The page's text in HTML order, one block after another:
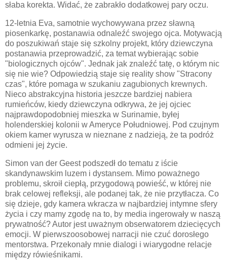
słaba korekta. Widać, że zabrakło dodatkowej pary oczu.
12-letnia Eva, samotnie wychowywana przez sławną
piosenkarkę, postanawia odnaleźć swojego ojca. Motywacją
do poszukiwań staje się szkolny projekt, który dziewczyna
postanawia przeprowadzić, za temat wybierając sobie
"biologicznych ojców". Jednak jak znaleźć tatę, o którym nic
się nie wie? Odpowiedzią staje się reality show "Stracony
czas", które pomaga w szukaniu zagubionych krewnych.
Nieco abstrakcyjna historia jeszcze bardziej nabiera
rumieńców, kiedy dziewczyna odkrywa, że jej ojciec
najprawdopodobniej mieszka w Surinamie, byłej
holenderskiej kolonii w Ameryce Południowej. Pod czujnym
okiem kamer wyrusza w nieznane z nadzieją, że ta podróż
odmieni jej życie.
Simon van der Geest podszedł do tematu z iście
skandynawskim luzem i dystansem. Mimo poważnego
problemu, skroił ciepłą, przygodową powieść, w której nie
brak celowej refleksji, ale podanej tak, że nie przytłacza. Co
się dzieje, gdy kamera wkracza w najbardziej intymne sfery
życia i czy mamy zgodę na to, by media ingerowały w naszą
prywatność? Autor jest uważnym obserwatorem dziecięcych
emocji. W pierwszoosobowej narracji nie czuć dorosłego
mentorstwa. Przekonały mnie dialogi i wiarygodne relacje
między rówieśnikami.